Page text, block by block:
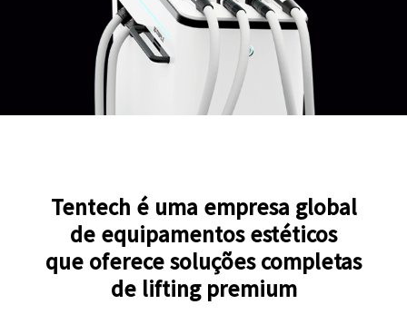
Tentech é uma empresa global
de equipamentos estéticos
que oferece soluções completas
de lifting premium